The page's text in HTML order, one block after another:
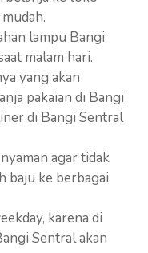
lampu Bangi
malam hari.
yang akan
pakaian di Bangi
di Bangi Sentral
agar tidak
baju ke berbagai
karena di
Sentral akan